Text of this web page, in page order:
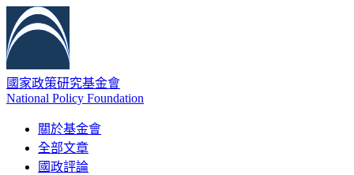
國家政策研究基金會
National Policy Foundation
關於基金會
全部文章
國政評論